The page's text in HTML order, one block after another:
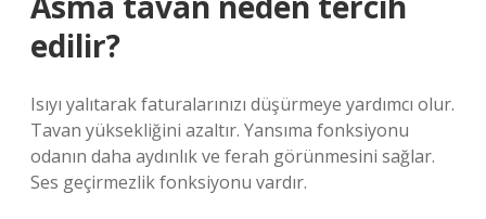
edilir?
Isıyı yalıtarak faturalarınızı düşürmeye yardımcı olur.
Tavan yüksekliğini azaltır. Yansıma fonksiyonu
odanın daha aydınlık ve ferah görünmesini sağlar.
Ses geçirmezlik fonksiyonu vardır.